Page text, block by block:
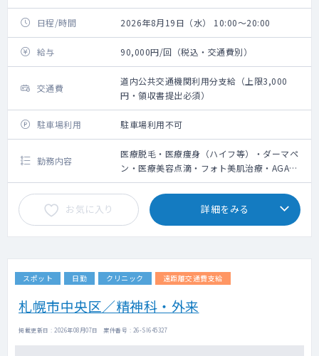
日程/時間 2026年8月19日（水） 10:00～20:00
給与 90,000円/回（税込・交通費別）
交通費
道内公共交通機関利用分支給（上限3,000
円・領収書提出必須）
駐車場利用 駐車場利用不可
勤務内容
医療脱毛・医療痩身（ハイフ等）・ダーマペ
ン・医療美容点滴・フォト美肌治療・AGA治
療の問診業務、施術によるやけど等の診察
お気に入り 詳細をみる
スポット 日勤 クリニック 遠距離交通費支給
札幌市中央区／精神科・外来
掲載更新日 : 2026年08月07日 案件番号 : 26-SI645327